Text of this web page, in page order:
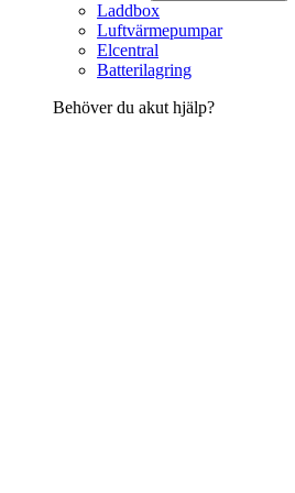
Laddbox
Luftvärmepumpar
Elcentral
Batterilagring
Behöver du akut hjälp?